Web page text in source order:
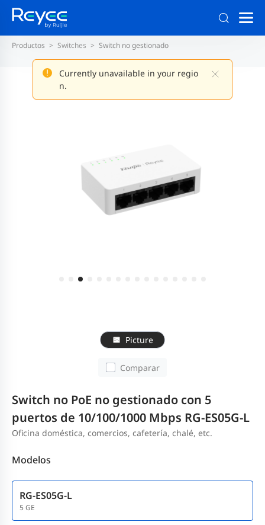
Currently unavailable in your regio
n.
Productos Switches Switch no gestionado
Picture
Comparar
Switch no PoE no gestionado con 5
puertos de 10/100/1000 Mbps RG-ES05G-L
Oficina doméstica, comercios, cafetería, chalé, etc.
Modelos
RG-ES05G-L
5 GE